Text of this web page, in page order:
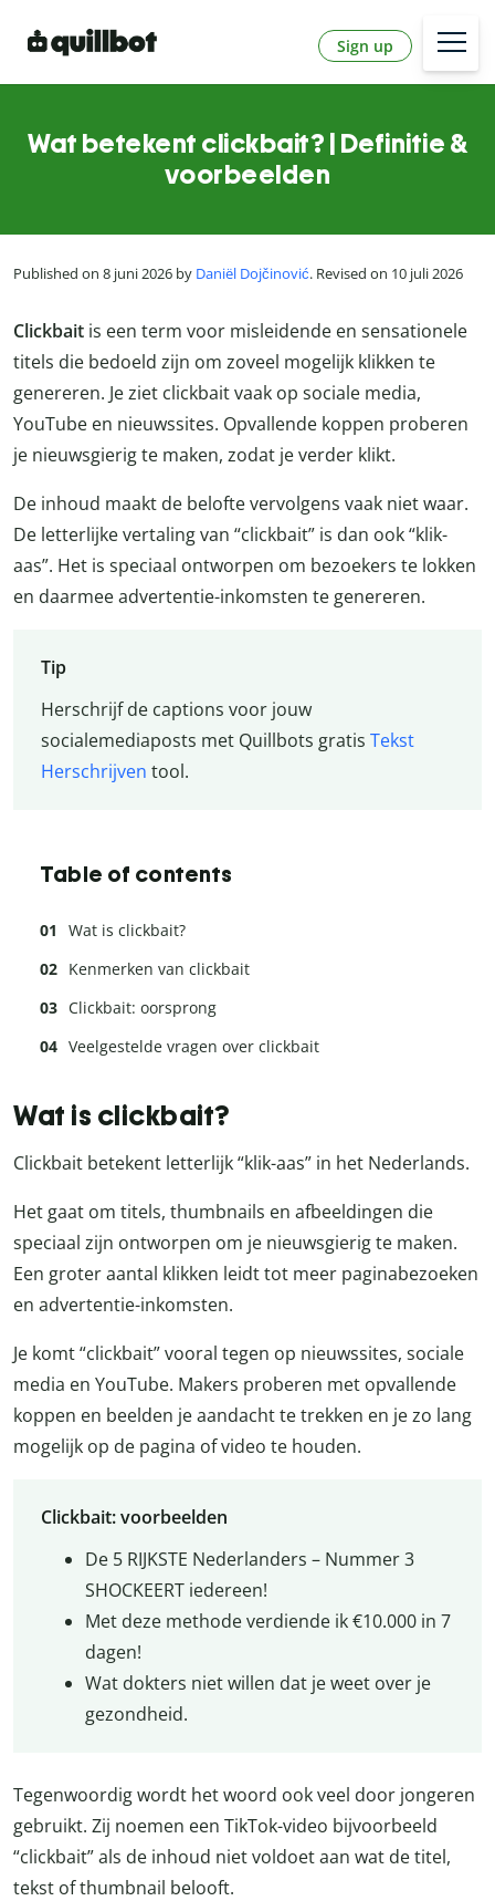
Sign up
Wat betekent clickbait? | Definitie &
voorbeelden
Published on 8 juni 2026 by Daniël Dojčinović. Revised on 10 juli 2026
Clickbait is een term voor misleidende en sensationele
titels die bedoeld zijn om zoveel mogelijk klikken te
genereren. Je ziet clickbait vaak op sociale media,
YouTube en nieuwssites. Opvallende koppen proberen
je nieuwsgierig te maken, zodat je verder klikt.
De inhoud maakt de belofte vervolgens vaak niet waar.
De letterlijke vertaling van “clickbait” is dan ook “klik-
aas”. Het is speciaal ontworpen om bezoekers te lokken
en daarmee advertentie-inkomsten te genereren.
Tip
Herschrijf de captions voor jouw
socialemediaposts met Quillbots gratis Tekst
Herschrijven tool.
Table of contents
Wat is clickbait?
Kenmerken van clickbait
Clickbait: oorsprong
Veelgestelde vragen over clickbait
Wat is clickbait?
Clickbait betekent letterlijk “klik-aas” in het Nederlands.
Het gaat om titels, thumbnails en afbeeldingen die
speciaal zijn ontworpen om je nieuwsgierig te maken.
Een groter aantal klikken leidt tot meer paginabezoeken
en advertentie-inkomsten.
Je komt “clickbait” vooral tegen op nieuwssites, sociale
media en YouTube. Makers proberen met opvallende
koppen en beelden je aandacht te trekken en je zo lang
mogelijk op de pagina of video te houden.
Clickbait: voorbeelden
De 5 RIJKSTE Nederlanders – Nummer 3
SHOCKEERT iedereen!
Met deze methode verdiende ik €10.000 in 7
dagen!
Wat dokters niet willen dat je weet over je
gezondheid.
Tegenwoordig wordt het woord ook veel door jongeren
gebruikt. Zij noemen een TikTok-video bijvoorbeeld
“clickbait” als de inhoud niet voldoet aan wat de titel,
tekst of thumbnail belooft.